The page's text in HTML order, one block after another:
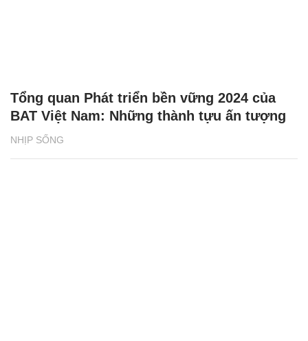
NHỊP SỐNG
Tổng quan Phát triển bền vững 2024 của
BAT Việt Nam: Những thành tựu ấn tượng